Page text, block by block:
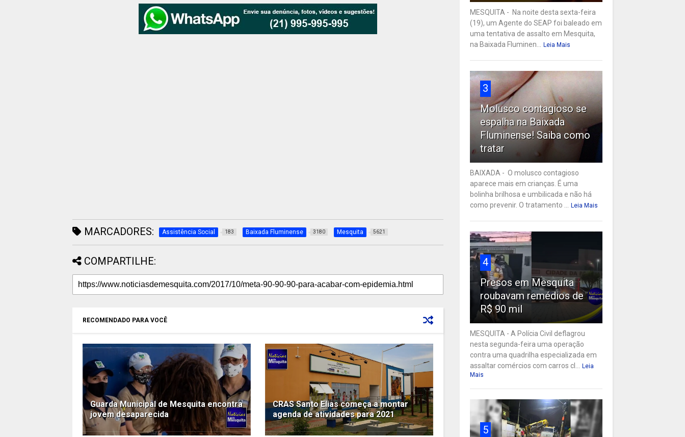
MARCADORES: Assistência Social 183 Baixada Fluminense 3180 Mesquita 5621
COMPARTILHE:
RECOMENDADO PARA VOCÊ
Guarda Municipal de Mesquita encontra
jovem desaparecida
CRAS Santo Elias começa a montar
agenda de atividades para 2021
MESQUITA - Na noite desta sexta-feira
(19), um Agente do SEAP foi baleado em
uma tentativa de assalto em Mesquita,
na Baixada Fluminen... Leia Mais
3
Molusco contagioso se
espalha na Baixada
Fluminense! Saiba como
tratar
BAIXADA - O molusco contagioso
aparece mais em crianças. É uma
bolinha brilhosa e umbilicada e não há
como prevenir. O tratamento ... Leia Mais
4
Presos em Mesquita
roubavam remédios de
R$ 90 mil
MESQUITA - A Polícia Civil deflagrou
nesta segunda-feira uma operação
contra uma quadrilha especializada em
assaltar comércios com carros cl... Leia
Mais
5